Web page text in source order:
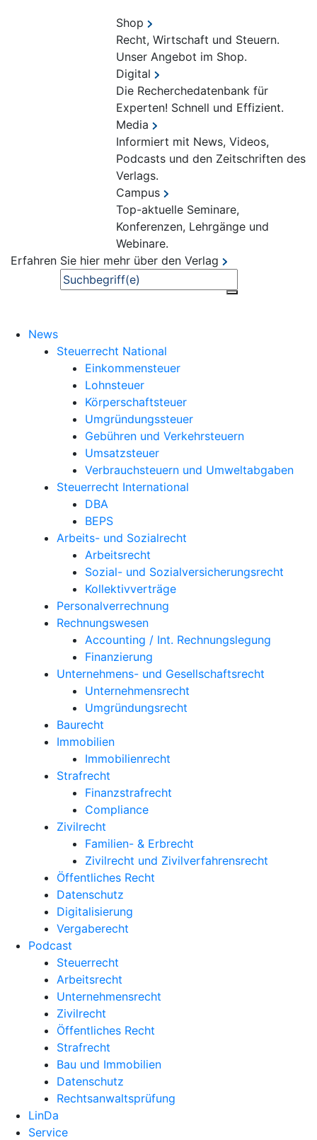
Shop
Recht, Wirtschaft und Steuern.
Unser Angebot im Shop.
Digital
Die Recherchedatenbank für
Experten! Schnell und Effizient.
Media
Informiert mit News, Videos,
Podcasts und den Zeitschriften des
Verlags.
Campus
Top-aktuelle Seminare,
Konferenzen, Lehrgänge und
Webinare.
Erfahren Sie hier mehr über den Verlag
Suche
News
Steuerrecht National
Einkommensteuer
Lohnsteuer
Körperschaftsteuer
Umgründungssteuer
Gebühren und Verkehrsteuern
Umsatzsteuer
Verbrauchsteuern und Umweltabgaben
Steuerrecht International
DBA
BEPS
Arbeits- und Sozialrecht
Arbeitsrecht
Sozial- und Sozialversicherungsrecht
Kollektivverträge
Personalverrechnung
Rechnungswesen
Accounting / Int. Rechnungslegung
Finanzierung
Unternehmens- und Gesellschaftsrecht
Unternehmensrecht
Umgründungsrecht
Baurecht
Immobilien
Immobilienrecht
Strafrecht
Finanzstrafrecht
Compliance
Zivilrecht
Familien- & Erbrecht
Zivilrecht und Zivilverfahrensrecht
Öffentliches Recht
Datenschutz
Digitalisierung
Vergaberecht
Podcast
Steuerrecht
Arbeitsrecht
Unternehmens­recht
Zivilrecht
Öffentliches Recht
Strafrecht
Bau und Immobilien
Datenschutz
Rechtsanwalts­prüfung
LinDa
Service